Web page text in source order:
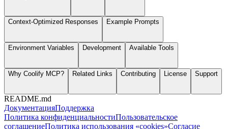
Context-Optimized Responses Example Prompts
Environment Variables Development Available Tools
Why Coolify MCP? Related Links Contributing License Support
README.md
ДокументацияПоддержка
Политика конфиденциальностиПользовательское
соглашениеПолитика использования «cookies»Согласие